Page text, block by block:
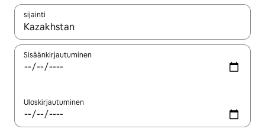
sijainti
Kun tulokset ovat saatavilla, navigoi ylös- ja alas-
Sisäänkirjautuminen
Uloskirjautuminen